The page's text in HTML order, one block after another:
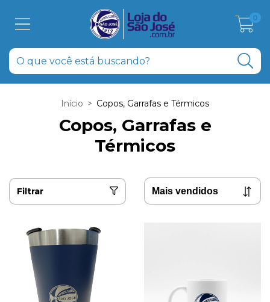
0
Início > Copos, Garrafas e Térmicos
Copos, Garrafas e
Térmicos
Filtrar